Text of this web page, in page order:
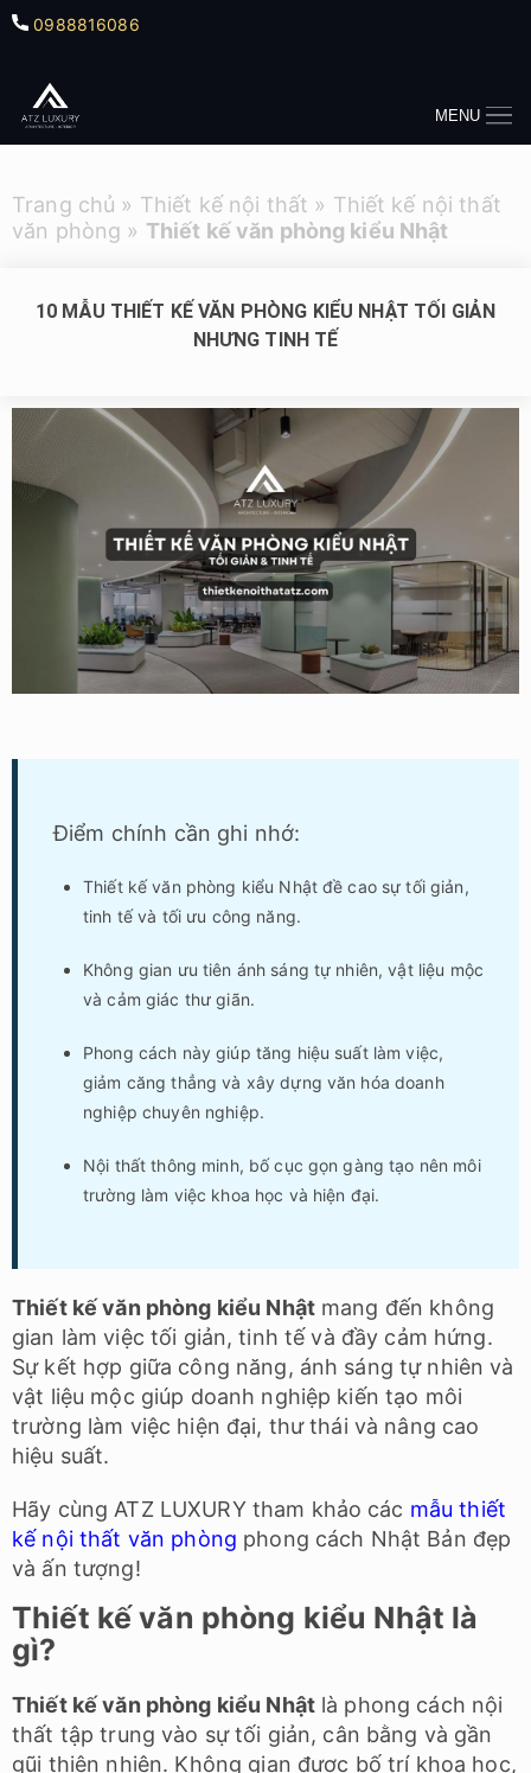
0988816086
MENU
Trang chủ » Thiết kế nội thất » Thiết kế nội thất
văn phòng » Thiết kế văn phòng kiểu Nhật
10 MẪU THIẾT KẾ VĂN PHÒNG KIỂU NHẬT TỐI GIẢN
NHƯNG TINH TẾ
Điểm chính cần ghi nhớ:
Thiết kế văn phòng kiểu Nhật đề cao sự tối giản,
tinh tế và tối ưu công năng.
Không gian ưu tiên ánh sáng tự nhiên, vật liệu mộc
và cảm giác thư giãn.
Phong cách này giúp tăng hiệu suất làm việc,
giảm căng thẳng và xây dựng văn hóa doanh
nghiệp chuyên nghiệp.
Nội thất thông minh, bố cục gọn gàng tạo nên môi
trường làm việc khoa học và hiện đại.
Thiết kế văn phòng kiểu Nhậtmang đến không
gian làm việc tối giản, tinh tế và đầy cảm hứng.
Sự kết hợp giữa công năng, ánh sáng tự nhiên và
vật liệu mộc giúp doanh nghiệp kiến tạo môi
trường làm việc hiện đại, thư thái và nâng cao
hiệu suất.
Hãy cùng ATZ LUXURY tham khảo các mẫu thiết
kế nội thất văn phòng phong cách Nhật Bản đẹp
và ấn tượng!
Thiết kế văn phòng kiểu Nhật là
gì?
Thiết kế văn phòng kiểu Nhậtlà phong cách nội
thất tập trung vào sự tối giản, cân bằng và gần
gũi thiên nhiên. Không gian được bố trí khoa học,